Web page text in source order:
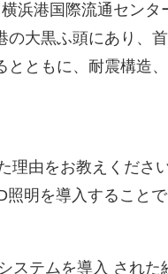
浜港国際流通セン
大黒ふ頭にあり、
とともに、耐震構造
理由をお教えくださ
明を導入すること
ステムを導入 された